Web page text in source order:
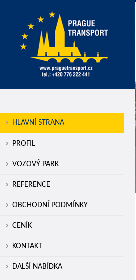
HLAVNÍ STRANA
PROFIL
VOZOVÝ PARK
REFERENCE
OBCHODNÍ PODMÍNKY
CENÍK
KONTAKT
DALŠÍ NABÍDKA